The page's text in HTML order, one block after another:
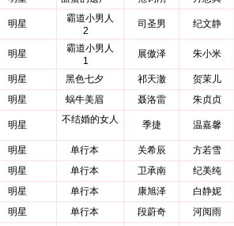
明星
霸道小男人
2
司圣男 纪文静
明星
霸道小男人
1
展傲泽 朱小米
明星 黑色七夕 祁天澈 贺茉儿
明星 蜗牛美眉 聂洛雷 朱贞贞
明星 不结婚的女人 季捷 温嘉馨
明星 单行本 关希辰 方若雪
明星 单行本 卫承南 纪美纯
明星 单行本 康旭泽 白静妮
明星 单行本 段蔚奇 河阅雨